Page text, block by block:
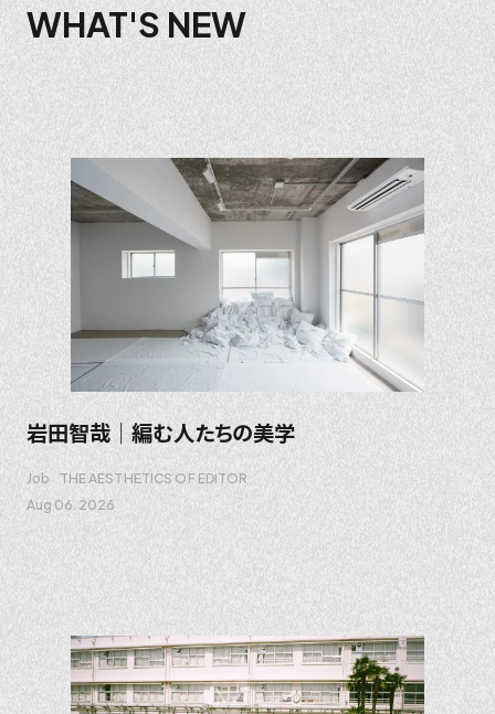
WHAT'S NEW
岩田智哉｜編む人たちの美学
Job
THE AESTHETICS OF EDITOR
Aug 06. 2026